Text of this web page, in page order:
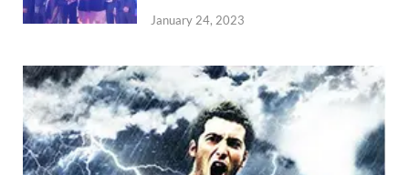
January 24, 2023